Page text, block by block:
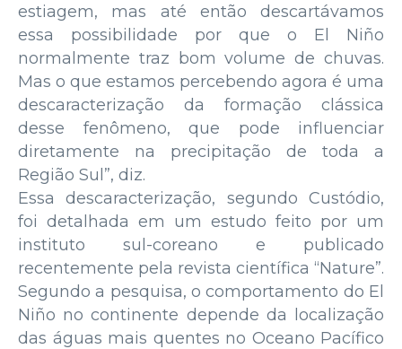
estiagem, mas até então descartávamos
essa possibilidade por que o El Niño
normalmente traz bom volume de chuvas.
Mas o que estamos percebendo agora é uma
descaracterização da formação clássica
desse fenômeno, que pode influenciar
diretamente na precipitação de toda a
Região Sul”, diz.
Essa descaracterização, segundo Custódio,
foi detalhada em um estudo feito por um
instituto sul-coreano e publicado
recentemente pela revista científica “Nature”.
Segundo a pesquisa, o comportamento do El
Niño no continente depende da localização
das águas mais quentes no Oceano Pacífico